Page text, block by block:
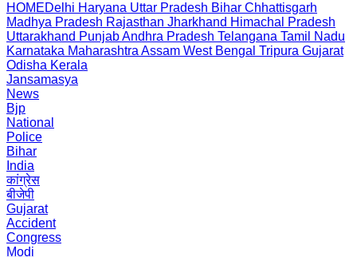
HOMEDelhi Haryana Uttar Pradesh Bihar Chhattisgarh
Madhya Pradesh Rajasthan Jharkhand Himachal Pradesh
Uttarakhand PunjabAndhra Pradesh Telangana Tamil Nadu
Karnataka Maharashtra Assam West Bengal Tripura Gujarat
Odisha Kerala
Jansamasya
News
Bjp
National
Police
Bihar
India
कांग्रेस
बीजेपी
Gujarat
Accident
Congress
Modi